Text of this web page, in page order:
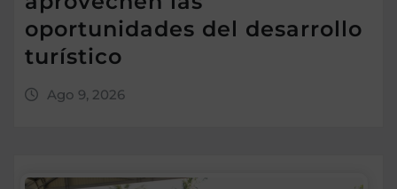
oportunidades del desarrollo
turístico
Ago 9, 2026